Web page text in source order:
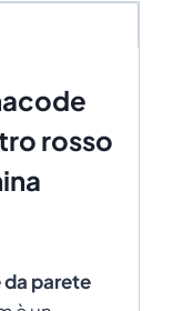
rosso
parete